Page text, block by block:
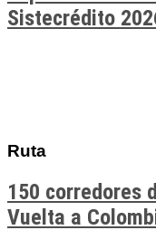
Sistecrédito
Ruta
150 corredores
Vuelta a